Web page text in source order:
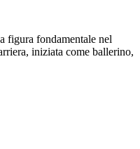
figura fondamentale nel
iniziata come ballerino,